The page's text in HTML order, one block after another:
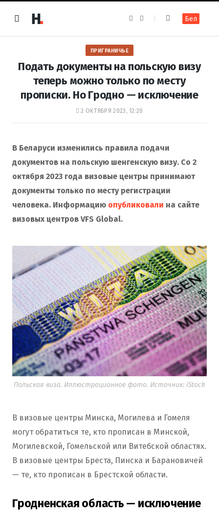
e
b
o
k
t
a
m
Бел
ПРИГРАНИЧЬЕ
Подать документы на польскую визу
теперь можно только по месту
прописки. Но Гродно — исключение
2 ОКТЯБРЯ 2023, 12:20
В Беларуси изменились правила подачи
документов на польскую шенгенскую визу. Со 2
октября 2023 года визовые центры принимают
документы только по месту регистрации
человека. Информацию опубликовали на сайте
визовых центров VFS Global.
Польская виза. Иллюстрационное фото. Источник: iStock
В визовые центры Минска, Могилева и Гомеля
могут обратиться те, кто прописан в Минской,
Могилевской, Гомельской или Витебской областях.
В визовые центры Бреста, Пинска и Барановичей
— те, кто прописан в Брестской области.
Гродненская область — исключение